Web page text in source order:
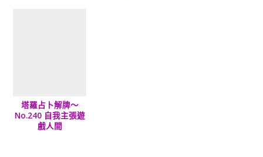
塔羅占卜解牌～
No.240 自我主張遊
戲人間